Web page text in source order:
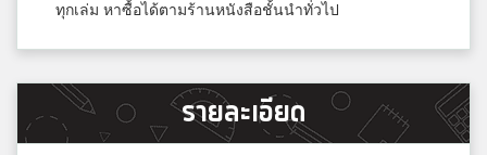
ทุกเล่ม หาซื้อได้ตามร้านหนังสือชั้นนำทั่วไป
รายละเอียด